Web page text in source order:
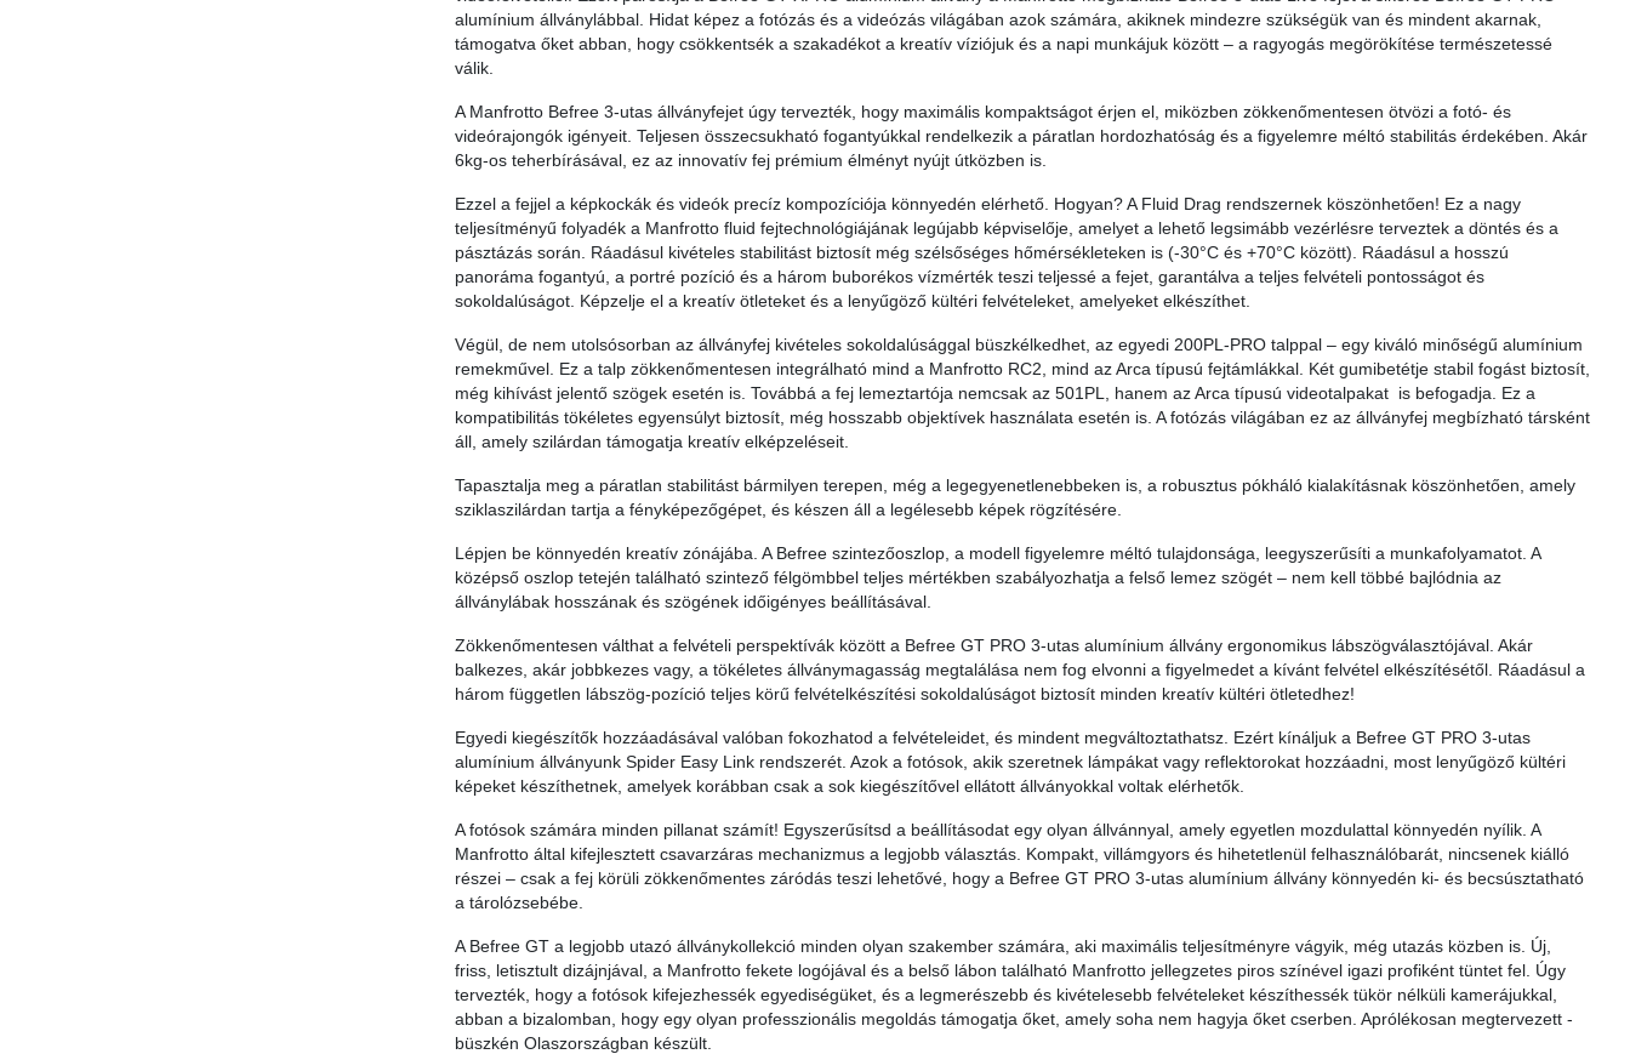
alumínium állványlábbal. Hidat képez a fotózás és a videózás világában azok számára, akiknek mindezre szükségük van és mindent akarnak,
támogatva őket abban, hogy csökkentsék a szakadékot a kreatív víziójuk és a napi munkájuk között – a ragyogás megörökítése természetessé
válik.
A Manfrotto Befree 3-utas állványfejet úgy tervezték, hogy maximális kompaktságot érjen el, miközben zökkenőmentesen ötvözi a fotó- és
videórajongók igényeit. Teljesen összecsukható fogantyúkkal rendelkezik a páratlan hordozhatóság és a figyelemre méltó stabilitás érdekében. Akár
6kg-os teherbírásával, ez az innovatív fej prémium élményt nyújt útközben is.
Ezzel a fejjel a képkockák és videók precíz kompozíciója könnyedén elérhető. Hogyan? A Fluid Drag rendszernek köszönhetően! Ez a nagy
teljesítményű folyadék a Manfrotto fluid fejtechnológiájának legújabb képviselője, amelyet a lehető legsimább vezérlésre terveztek a döntés és a
pásztázás során. Ráadásul kivételes stabilitást biztosít még szélsőséges hőmérsékleteken is (-30°C és +70°C között). Ráadásul a hosszú
panoráma fogantyú, a portré pozíció és a három buborékos vízmérték teszi teljessé a fejet, garantálva a teljes felvételi pontosságot és
sokoldalúságot. Képzelje el a kreatív ötleteket és a lenyűgöző kültéri felvételeket, amelyeket elkészíthet.
Végül, de nem utolsósorban az állványfej kivételes sokoldalúsággal büszkélkedhet, az egyedi 200PL-PRO talppal – egy kiváló minőségű alumínium
remekművel. Ez a talp zökkenőmentesen integrálható mind a Manfrotto RC2, mind az Arca típusú fejtámlákkal. Két gumibetétje stabil fogást biztosít,
még kihívást jelentő szögek esetén is. Továbbá a fej lemeztartója nemcsak az 501PL, hanem az Arca típusú videotalpakat is befogadja. Ez a
kompatibilitás tökéletes egyensúlyt biztosít, még hosszabb objektívek használata esetén is. A fotózás világában ez az állványfej megbízható társként
áll, amely szilárdan támogatja kreatív elképzeléseit.
Tapasztalja meg a páratlan stabilitást bármilyen terepen, még a legegyenetlenebbeken is, a robusztus pókháló kialakításnak köszönhetően, amely
sziklaszilárdan tartja a fényképezőgépet, és készen áll a legélesebb képek rögzítésére.
Lépjen be könnyedén kreatív zónájába. A Befree szintezőoszlop, a modell figyelemre méltó tulajdonsága, leegyszerűsíti a munkafolyamatot. A
középső oszlop tetején található szintező félgömbbel teljes mértékben szabályozhatja a felső lemez szögét – nem kell többé bajlódnia az
állványlábak hosszának és szögének időigényes beállításával.
Zökkenőmentesen válthat a felvételi perspektívák között a Befree GT PRO 3-utas alumínium állvány ergonomikus lábszögválasztójával. Akár
balkezes, akár jobbkezes vagy, a tökéletes állványmagasság megtalálása nem fog elvonni a figyelmedet a kívánt felvétel elkészítésétől. Ráadásul a
három független lábszög-pozíció teljes körű felvételkészítési sokoldalúságot biztosít minden kreatív kültéri ötletedhez!
Egyedi kiegészítők hozzáadásával valóban fokozhatod a felvételeidet, és mindent megváltoztathatsz. Ezért kínáljuk a Befree GT PRO 3-utas
alumínium állványunk Spider Easy Link rendszerét. Azok a fotósok, akik szeretnek lámpákat vagy reflektorokat hozzáadni, most lenyűgöző kültéri
képeket készíthetnek, amelyek korábban csak a sok kiegészítővel ellátott állványokkal voltak elérhetők.
A fotósok számára minden pillanat számít! Egyszerűsítsd a beállításodat egy olyan állvánnyal, amely egyetlen mozdulattal könnyedén nyílik. A
Manfrotto által kifejlesztett csavarzáras mechanizmus a legjobb választás. Kompakt, villámgyors és hihetetlenül felhasználóbarát, nincsenek kiálló
részei – csak a fej körüli zökkenőmentes záródás teszi lehetővé, hogy a Befree GT PRO 3-utas alumínium állvány könnyedén ki- és becsúsztatható
a tárolózsebébe.
A Befree GT a legjobb utazó állványkollekció minden olyan szakember számára, aki maximális teljesítményre vágyik, még utazás közben is. Új,
friss, letisztult dizájnjával, a Manfrotto fekete logójával és a belső lábon található Manfrotto jellegzetes piros színével igazi profiként tüntet fel. Úgy
tervezték, hogy a fotósok kifejezhessék egyediségüket, és a legmerészebb és kivételesebb felvételeket készíthessék tükör nélküli kamerájukkal,
abban a bizalomban, hogy egy olyan professzionális megoldás támogatja őket, amely soha nem hagyja őket cserben. Aprólékosan megtervezett -
büszkén Olaszországban készült.